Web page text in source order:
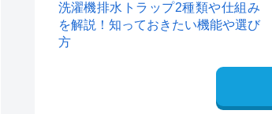
洗濯機排水トラップ2種類や仕組み
を解説！知っておきたい機能や選び
方